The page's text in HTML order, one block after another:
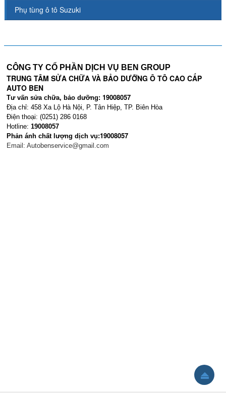
Phụ tùng ô tô Suzuki
CÔNG TY CỔ PHẦN DỊCH VỤ BEN GROUP
TRUNG TÂM SỬA CHỮA VÀ BẢO DƯỠNG Ô TÔ CAO CẤP
AUTO BEN
Tư vấn sửa chữa, bảo dưỡng: 19008057
Địa chỉ: 458 Xa Lộ Hà Nội, P. Tân Hiệp, TP. Biên Hòa
Điện thoại: (0251) 286 0168
Hotline: 19008057
Phản ánh chất lượng dịch vụ:19008057
Email: Autobenservice@gmail.com